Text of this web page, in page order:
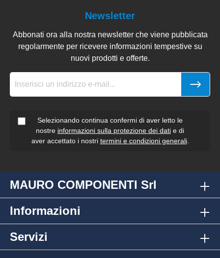
Newsletter
Abbonati ora alla nostra newsletter che viene pubblicata
regolarmente per ricevere informazioni tempestive su
nuovi prodotti e offerte.
Selezionando continua confermi di aver letto le
nostre informazioni sulla protezione dei dati e di
aver accettato i nostri termini e condizioni generali.
MAURO COMPONENTI Srl
Informazioni
Servizi